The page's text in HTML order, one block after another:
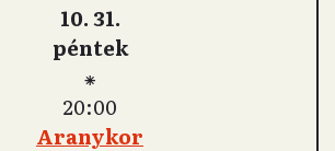
10. 31.
péntek
⁕
20:00
Aranykor